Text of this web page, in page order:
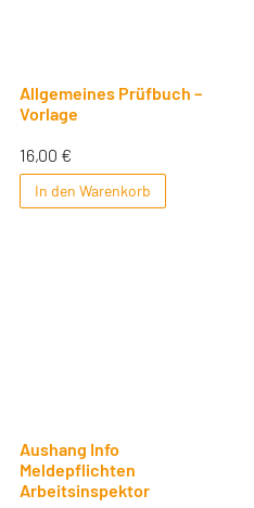
Allgemeines Prüfbuch –
Vorlage
16,00 €
In den Warenkorb
Aushang Info
Meldepflichten
Arbeitsinspektor